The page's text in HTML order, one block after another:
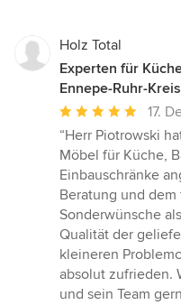
Holz Total
Experten für
Ennepe-Ruhr-Kreis
Durchschnittliche
Bewertung:
5
von
5
Sternen
17.
“Herr Piotrowski
Möbel für Küche,
Einbauschränke
Beratung und
Sonderwünsche
Qualität der
kleineren
absolut zufrieden.
und sein Team